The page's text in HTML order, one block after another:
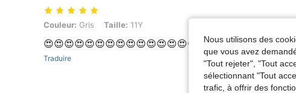
Couleur: Gris, Taille: 11Y
Couleur: Gris Taille: 11Y
😍😍😍😍😍😍😍😍😍😍😍😍😍😍😍😍
Traduire
Nous utilisons des
que vous avez
"Tout rejeter", "Tout
sélectionnant "Tout
trafic, à offrir des